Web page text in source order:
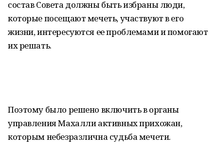
состав Совета должны быть избраны люди,
которые посещают мечеть, участвуют в его
жизни, интересуются ее проблемами и помогают
их решать.
Поэтому было решено включить в органы
управления Махалли активных прихожан,
которым небезразлична судьба мечети.